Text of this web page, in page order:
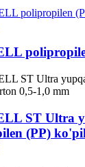
ST Ultra
(PP)